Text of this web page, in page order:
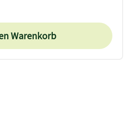
Warenkorb